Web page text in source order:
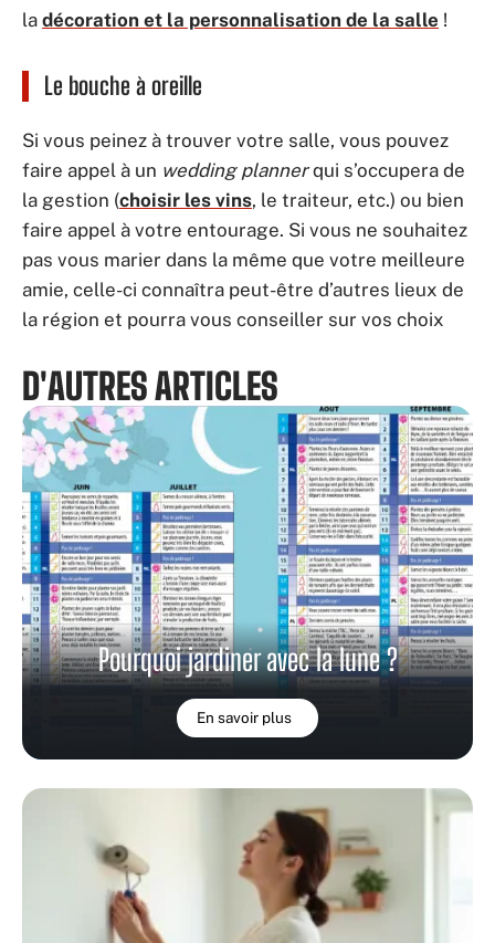
la décoration et la personnalisation de la salle !
Le bouche à oreille
Si vous peinez à trouver votre salle, vous pouvez
faire appel à un wedding plannerqui s’occupera de
la gestion (choisir les vins, le traiteur, etc.) ou bien
faire appel à votre entourage. Si vous ne souhaitez
pas vous marier dans la même que votre meilleure
amie, celle-ci connaîtra peut-être d’autres lieux de
la région et pourra vous conseiller sur vos choix
D'AUTRES ARTICLES
Pourquoi jardiner avec la lune ?
En savoir plus